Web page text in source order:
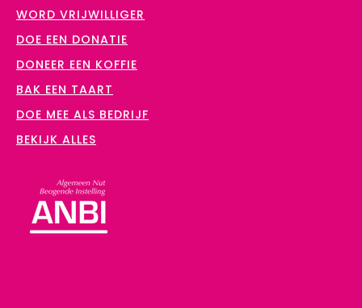
WORD VRIJWILLIGER
DOE EEN DONATIE
DONEER EEN KOFFIE
BAK EEN TAART
DOE MEE ALS BEDRIJF
BEKIJK ALLES